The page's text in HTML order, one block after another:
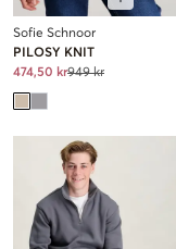
Sofie Schnoor
PILOSY KNIT
474,50 kr949 kr